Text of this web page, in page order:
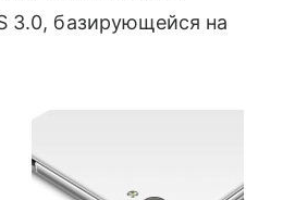
3.0, базирующейся на